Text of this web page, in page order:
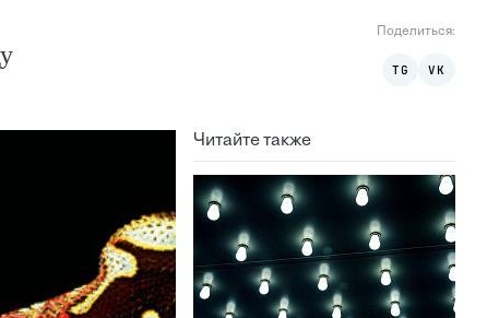
Поделиться:
TG VK
Читайте также